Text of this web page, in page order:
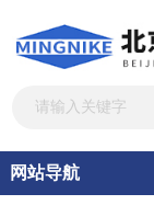
网站导航